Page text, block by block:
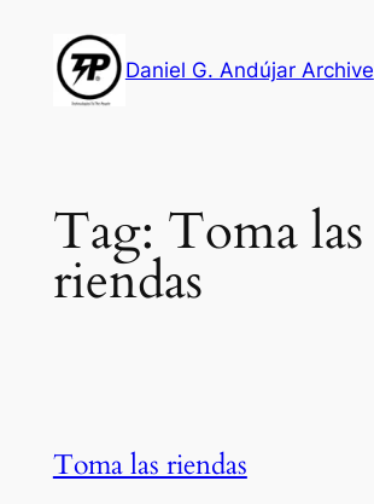
content
Daniel G. Andújar Archive
Tag: Toma las
riendas
Toma las riendas